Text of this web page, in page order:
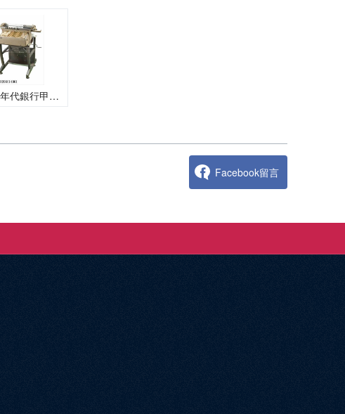
1950年代銀行甲存用會計機
Facebook留言